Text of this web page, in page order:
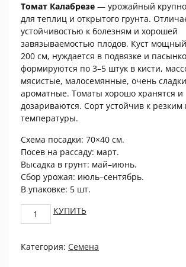
Томат Калабрезе — урожайный
для теплиц и открытого грунта.
устойчивостью к болезням и хорошей
завязываемостью плодов. Куст
200 см, нуждается в подвязке и
формируются по 3–5 штук в кисти,
мясистые, малосемянные, очень
ароматные. Томаты хорошо хранятся и
дозариваются. Сорт устойчив к
температуры.
Схема посадки: 70×40 см.
Посев на рассаду: март.
Высадка в грунт: май–июнь.
Сбор урожая: июль–сентябрь.
В упаковке: 5 шт.
Томат
Калабрезе
шт
КУПИТЬ
Категория: Семена